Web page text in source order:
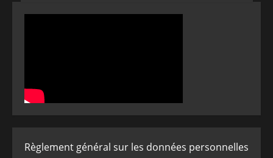
Règlement général sur les données personnelles